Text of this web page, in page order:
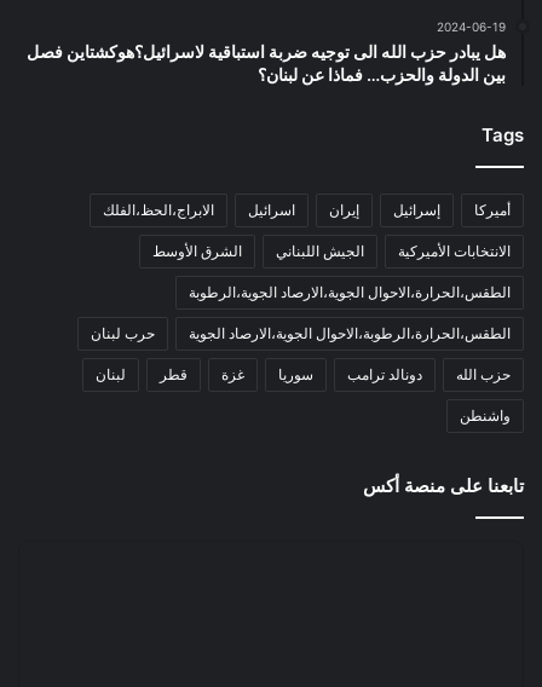
2024-06-19
هل يبادر حزب الله الى توجيه ضربة استباقية لاسرائيل؟هوكشتاين فصل
بين الدولة والحزب… فماذا عن لبنان؟
Tags
أميركا إسرائيل إيران اسرائيل الابراج،الحظ،الفلك
الانتخابات الأميركية الجيش اللبناني الشرق الأوسط
الطقس،الحرارة،الاحوال الجوية،الارصاد الجوية،الرطوبة
الطقس،الحرارة،الرطوبة،الاحوال الجوية،الارصاد الجوية حرب لبنان
حزب الله دونالد ترامب سوريا غزة قطر لبنان
واشنطن
تابعنا على منصة أكس